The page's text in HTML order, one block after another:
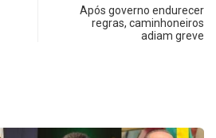
Após governo endurecer
regras, caminhoneiros
adiam greve